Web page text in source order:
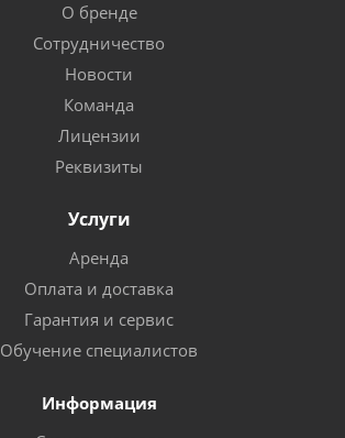
О бренде
Сотрудничество
Новости
Команда
Лицензии
Реквизиты
Услуги
Аренда
Оплата и доставка
Гарантия и сервис
Обучение специалистов
Информация